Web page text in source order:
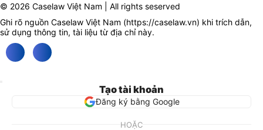
© 2026 Caselaw Việt Nam | All rights seserved
Ghi rõ nguồn Caselaw Việt Nam (https://caselaw.vn) khi trích dẫn,
sử dụng thông tin, tài liệu từ địa chỉ này.
Tạo tài khoản
Đăng ký bằng Google
HOẶC